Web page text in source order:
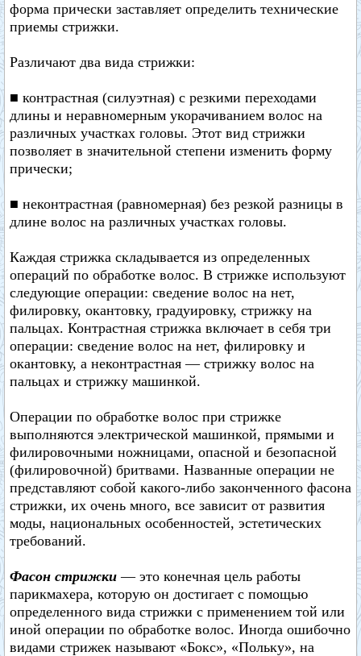
форма прически заставляет определить технические
приемы стрижки.
Различают два вида стрижки:
■ контрастная (силуэтная) с резкими переходами
длины и неравномерным укорачиванием волос на
различных участках головы. Этот вид стрижки
позволяет в значительной степени изменить форму
прически;
■ неконтрастная (равномерная) без резкой разницы в
длине волос на различных участках головы.
Каждая стрижка складывается из определенных
операций по обработке волос. В стрижке используют
следующие операции: сведение волос на нет,
филировку, окантовку, градуировку, стрижку на
пальцах. Контрастная стрижка включает в себя три
операции: сведение волос на нет, филировку и
окантовку, а неконтрастная — стрижку волос на
пальцах и стрижку машинкой.
Операции по обработке волос при стрижке
выполняются электрической машинкой, прямыми и
филировочными ножницами, опасной и безопасной
(филировочной) бритвами. Названные операции не
представляют собой какого-либо законченного фасона
стрижки, их очень много, все зависит от развития
моды, национальных особенностей, эстетических
требований.
Фасон стрижки — это конечная цель работы
парикмахера, которую он достигает с помощью
определенного вида стрижки с применением той или
иной операции по обработке волос. Иногда ошибочно
видами стрижек называют «Бокс», «Польку», на